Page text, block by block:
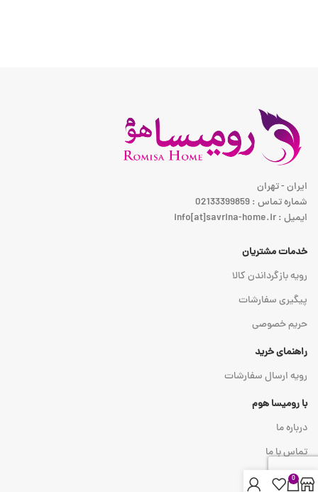
ایران - تهران
شماره تماس : 02133399859
ایمیل : info[at]savrina-home.ir
خدمات مشتریان
رویه بازگرداندن کالا
پیگیری سفارشات
حریم خصوصی
راهنمای خرید
رویه ارسال سفارشات
با رومیسا هوم
درباره ما
تماس با ما
0